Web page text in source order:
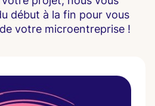
début à la fin pour vous
votre microentreprise !